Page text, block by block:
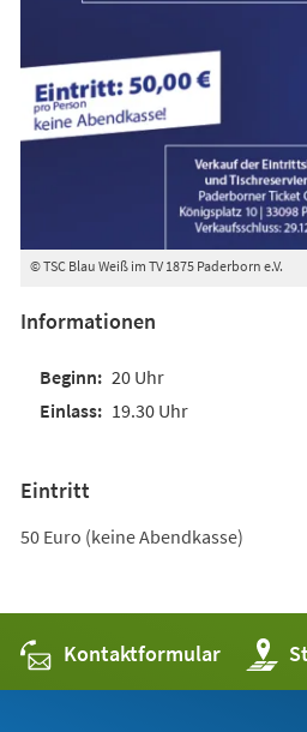
© TSC Blau Weiß im TV 1875 Paderborn e.V.
Informationen
20 Uhr
19.30 Uhr
Eintritt
50 Euro (keine Abendkasse)
Kontaktformular
in
einem